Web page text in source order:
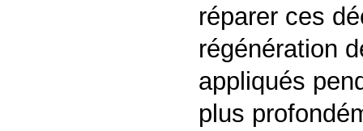
réparer ces
régénération
appliqués
plus